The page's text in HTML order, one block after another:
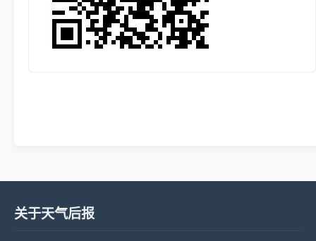
关于天气后报